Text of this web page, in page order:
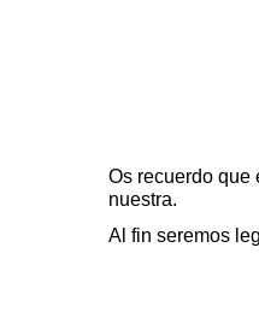
Os recuerdo que
nuestra.
Al fin seremos